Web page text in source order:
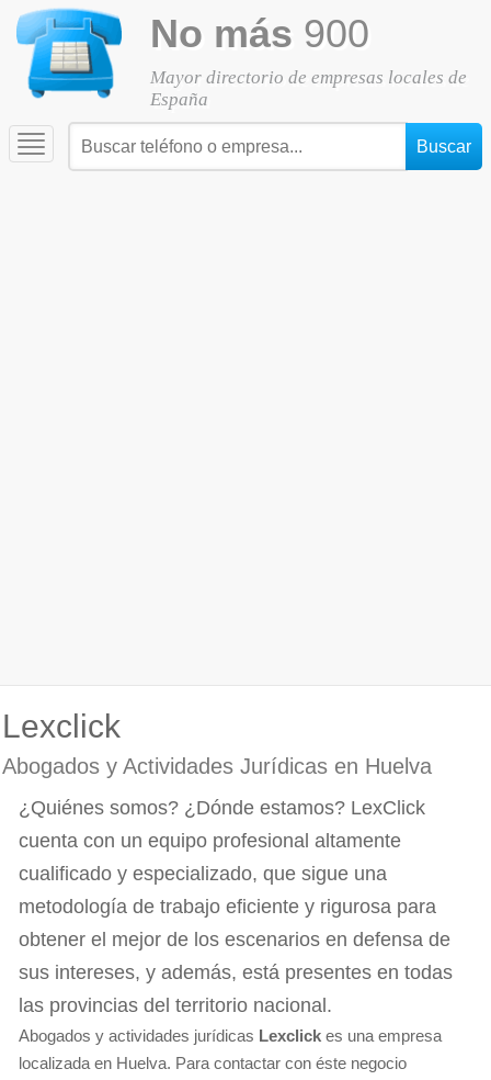
No más 900
Mayor directorio de empresas locales de
España
Toggle
navigation
Lexclick
Abogados y Actividades Jurídicas en Huelva
¿Quiénes somos? ¿Dónde estamos? LexClick
cuenta con un equipo profesional altamente
cualificado y especializado, que sigue una
metodología de trabajo eficiente y rigurosa para
obtener el mejor de los escenarios en defensa de
sus intereses, y además, está presentes en todas
las provincias del territorio nacional.
Abogados y actividades jurídicas Lexclick es una empresa
localizada en Huelva. Para contactar con éste negocio